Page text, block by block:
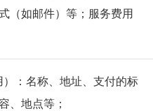
（如邮件）等；服务费用
）：名称、地址、支付的标
、地点等；